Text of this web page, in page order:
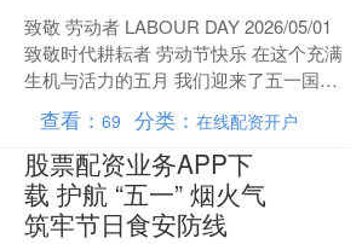
致敬 劳动者 LABOUR DAY 2026/05/01
致敬时代耕耘者 劳动节快乐 在这个充满
生机与活力的五月 我们迎来了五一国际
劳动节 这是一个属于劳动者的....
查看：69 分类：在线配资开户
股票配资业务APP下
载 护航 “五一” 烟火气
筑牢节日食安防线